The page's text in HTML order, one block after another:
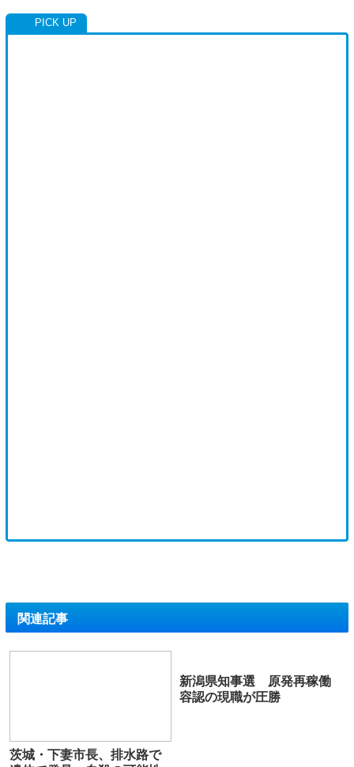
関連記事
茨城・下妻市長、排水路で
新潟県知事選 原発再稼働
容認の現職が圧勝